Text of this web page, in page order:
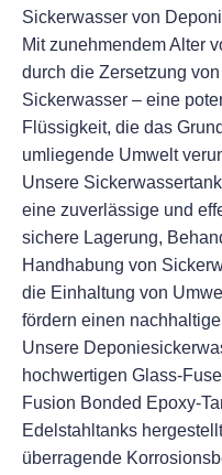
Sickerwasser von
Mit zunehmendem Alter
durch die Zersetzung von
Sickerwasser – eine
Flüssigkeit, die das
umliegende Umwelt
Unsere
eine zuverlässige und
sichere Lagerung,
Handhabung von
die Einhaltung von
fördern einen
Unsere
hochwertigen Glass-
Fusion Bonded Epoxy-
Edelstahltanks
überragende